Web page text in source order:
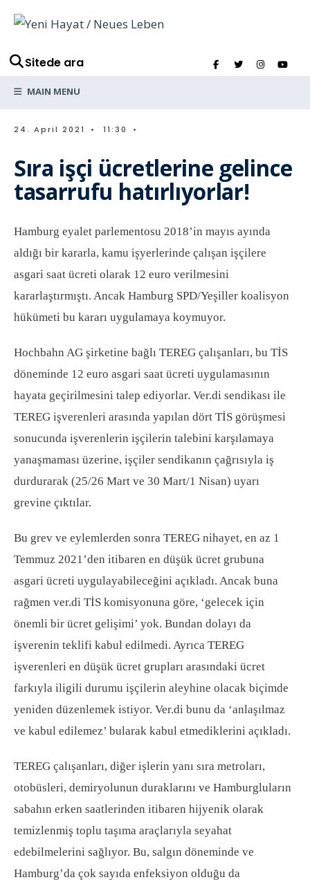
Sitede ara
MAIN MENU
24. April 2021 • 11:30 •
Sıra işçi ücretlerine gelince
tasarrufu hatırlıyorlar!
Hamburg eyalet parlementosu 2018’in mayıs ayında
aldığı bir kararla, kamu işyerlerinde çalışan işçilere
asgari saat ücreti olarak 12 euro verilmesini
kararlaştırmıştı. Ancak Hamburg SPD/Yeşiller koalisyon
hükümeti bu kararı uygulamaya koymuyor.
Hochbahn AG şirketine bağlı TEREG çalışanları, bu TİS
döneminde 12 euro asgari saat ücreti uygulamasının
hayata geçirilmesini talep ediyorlar. Ver.di sendikası ile
TEREG işverenleri arasında yapılan dört TİS görüşmesi
sonucunda işverenlerin işçilerin talebini karşılamaya
yanaşmaması üzerine, işçiler sendikanın çağrısıyla iş
durdurarak (25/26 Mart ve 30 Mart/1 Nisan) uyarı
grevine çıktılar.
Bu grev ve eylemlerden sonra TEREG nihayet, en az 1
Temmuz 2021’den itibaren en düşük ücret grubuna
asgari ücreti uygulayabileceğini açıkladı. Ancak buna
rağmen ver.di TİS komisyonuna göre, ‘gelecek için
önemli bir ücret gelişimi’ yok. Bundan dolayı da
işverenin teklifi kabul edilmedi. Ayrıca TEREG
işverenleri en düşük ücret grupları arasındaki ücret
farkıyla iligili durumu işçilerin aleyhine olacak biçimde
yeniden düzenlemek istiyor. Ver.di bunu da ‘anlaşılmaz
ve kabul edilemez’ bularak kabul etmediklerini açıkladı.
TEREG çalışanları, diğer işlerin yanı sıra metroları,
otobüsleri, demiryolunun duraklarını ve Hamburgluların
sabahın erken saatlerinden itibaren hijyenik olarak
temizlenmiş toplu taşıma araçlarıyla seyahat
edebilmelerini sağlıyor. Bu, salgın döneminde ve
Hamburg’da çok sayıda enfeksiyon olduğu da